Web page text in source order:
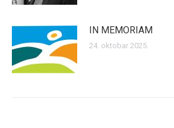
IN MEMORIAM
24. oktobar 2025.